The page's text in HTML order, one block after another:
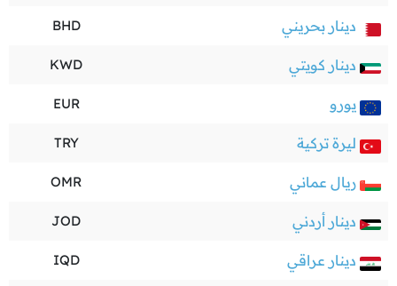
دينار بحريني BHD
دينار كويتي KWD
يورو EUR
ليرة تركية TRY
ريال عماني OMR
دينار أردني JOD
دينار عراقي IQD